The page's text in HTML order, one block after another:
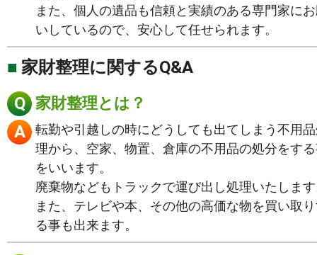
また、個人の遺品も信頼と実績のある専門家に
いしているので、安心して任せられます。
家財整理に関するQ&A
家財整理とは？
転勤や引越しの時にどうしても出てしまう不用
理から、空家、物置、倉庫の不用品の処分をす
をいいます。
廃棄物などもトラックで運び出し処理いたしま
また、テレビや本、その他の高価な物を買い取
る事も出来ます。